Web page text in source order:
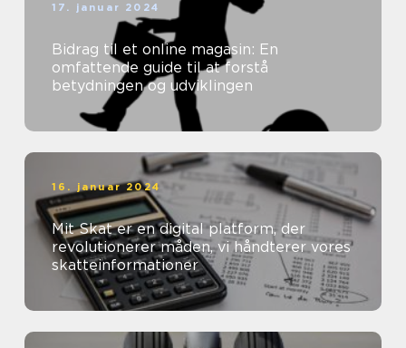
17. januar 2024
Bidrag til et online magasin: En
omfattende guide til at forstå
betydningen og udviklingen
16. januar 2024
Mit Skat er en digital platform, der
revolutionerer måden, vi håndterer vores
skatteinformationer